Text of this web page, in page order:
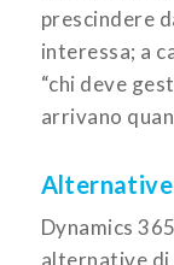
prescindere
interessa; a
“chi deve
arrivano
Dynamics
alternative di